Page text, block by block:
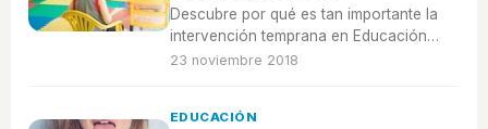
Descubre por qué es tan importante la
intervención temprana en Educación
Especial y cuál es su papel.
23 noviembre 2018
EDUCACIÓN